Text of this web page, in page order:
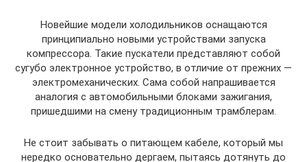
Новейшие модели холодильников оснащаются
принципиально новыми устройствами запуска
компрессора. Такие пускатели представляют собой
сугубо электронное устройство, в отличие от прежних —
электромеханических. Сама собой напрашивается
аналогия с автомобильными блоками зажигания,
пришедшими на смену традиционным трамблерам.
Не стоит забывать о питающем кабеле, который мы
нередко основательно дергаем, пытаясь дотянуть до